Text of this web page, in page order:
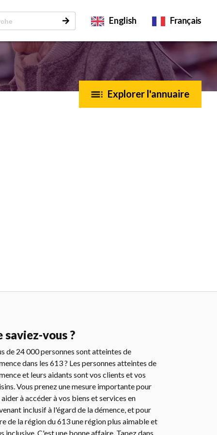
English Français
Explorer l'annuaire
saviez-vous ?
de 24 000 personnes sont atteintes de
dans les 613 ? Les personnes atteintes de
et leurs aidants sont vos clients et vos
Vous prenez une mesure importante pour
aider à accéder à vos biens et services en
inclusif à l'égard de la démence, et pour
de la région du 613 une région plus aimable et
inclusive. C'est une bonne affaire. Tapez dans